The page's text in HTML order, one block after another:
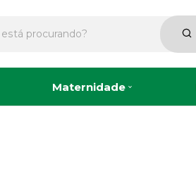
Maternidade